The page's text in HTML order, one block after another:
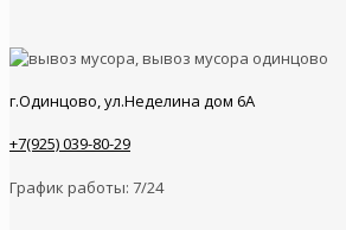
г.Одинцово, ул.Неделина дом 6А
+7(925) 039-80-29
График работы: 7/24